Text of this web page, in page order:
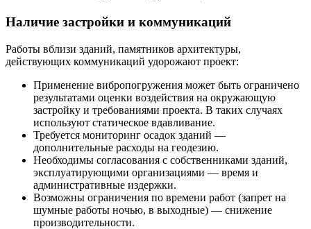
Наличие застройки и коммуникаций
Работы вблизи зданий, памятников архитектуры,
действующих коммуникаций удорожают проект:
Применение вибропогружения может быть ограничено
результатами оценки воздействия на окружающую
застройку и требованиями проекта. В таких случаях
используют статическое вдавливание.
Требуется мониторинг осадок зданий —
дополнительные расходы на геодезию.
Необходимы согласования с собственниками зданий,
эксплуатирующими организациями — время и
административные издержки.
Возможны ограничения по времени работ (запрет на
шумные работы ночью, в выходные) — снижение
производительности.